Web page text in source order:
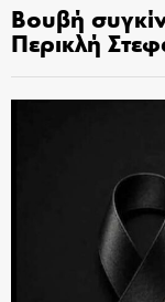
Βουβή
Περικλή